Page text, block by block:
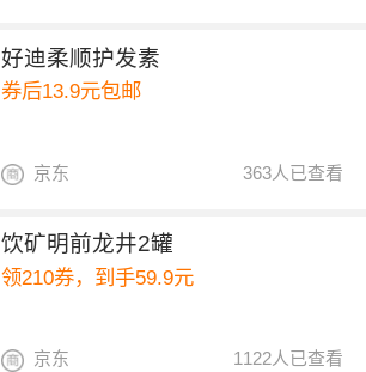
好迪柔顺护发素
券后13.9元包邮
363人已查看
京东
饮矿明前龙井2罐
领210券，到手59.9元
1122人已查看
京东